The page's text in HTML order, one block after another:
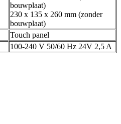
bouwplaat)
230 x 135 x 260 mm (zonder
bouwplaat)
Touch panel
100-240 V 50/60 Hz 24V 2,5 A